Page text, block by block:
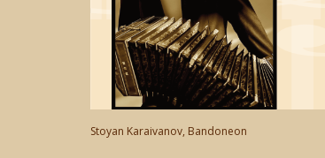
Stoyan Karaivanov, Bandoneon